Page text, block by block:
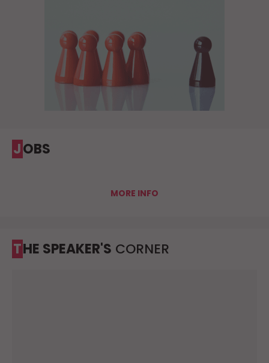
JOBS
MORE INFO
THE SPEAKER'S CORNER